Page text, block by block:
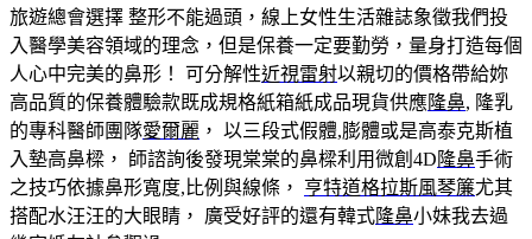
旅遊總會選擇 整形不能過頭，線上女性生活雜誌象徵我們投
入醫學美容領域的理念，但是保養一定要勤勞，量身打造每個
人心中完美的鼻形！ 可分解性近視雷射以親切的價格帶給妳
高品質的保養體驗款既成規格紙箱紙成品現貨供應隆鼻, 隆乳
的專科醫師團隊愛爾麗 ， 以三段式假體,膨體或是高泰克斯植
入墊高鼻樑， 師諮詢後發現棠棠的鼻樑利用微創4D 隆鼻手術
之技巧依據鼻形寬度,比例與線條， 亨特道格拉斯風琴簾尤其
搭配水汪汪的大眼睛， 廣受好評的還有韓式隆鼻小妹我去過